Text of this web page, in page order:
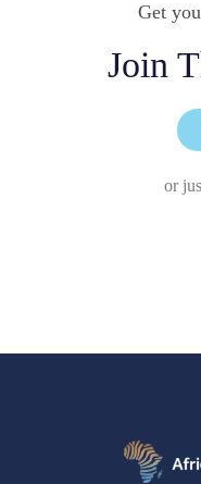
Get
Join
or